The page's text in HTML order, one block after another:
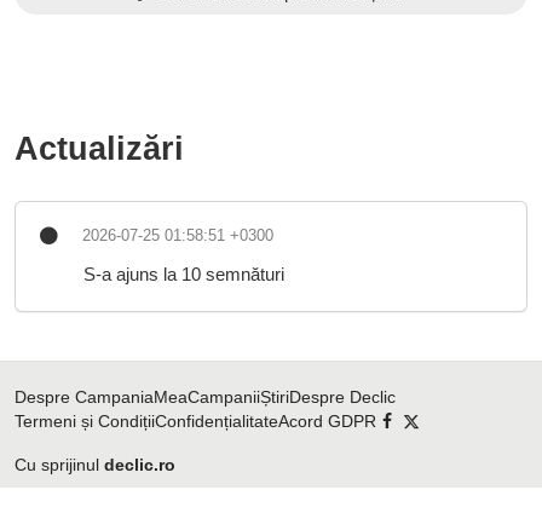
Actualizări
2026-07-25 01:58:51 +0300
S-a ajuns la 10 semnături
Despre CampaniaMeaCampaniiȘtiriDespre Declic
Termeni și CondițiiConfidențialitateAcord GDPR
Cu sprijinul declic.ro